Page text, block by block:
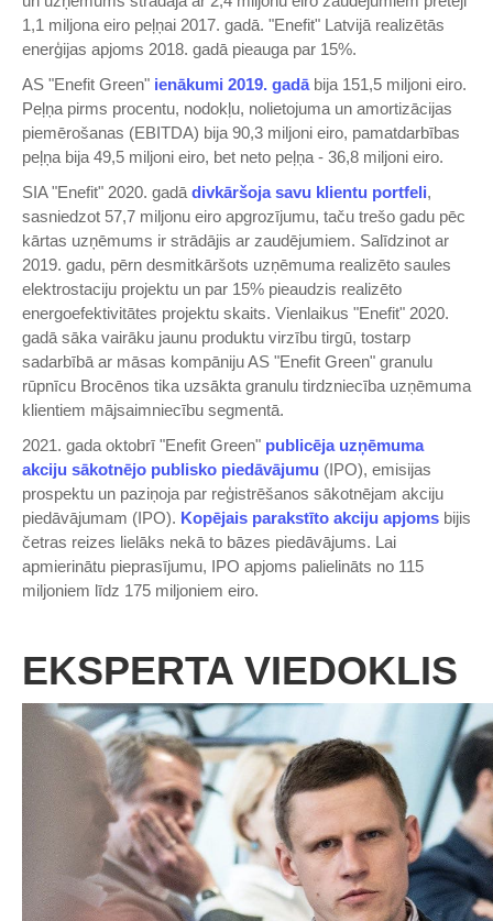
1,1 miljona eiro peļņai 2017. gadā. "Enefit" Latvijā realizētās
enerģijas apjoms 2018. gadā pieauga par 15%.
AS "Enefit Green" ienākumi 2019. gadābija 151,5 miljoni eiro.
Peļņa pirms procentu, nodokļu, nolietojuma un amortizācijas
piemērošanas (EBITDA) bija 90,3 miljoni eiro, pamatdarbības
peļņa bija 49,5 miljoni eiro, bet neto peļņa - 36,8 miljoni eiro.
SIA "Enefit" 2020. gadā divkāršoja savu klientu portfeli,
sasniedzot 57,7 miljonu eiro apgrozījumu, taču trešo gadu pēc
kārtas uzņēmums ir strādājis ar zaudējumiem. Salīdzinot ar
2019. gadu, pērn desmitkāršots uzņēmuma realizēto saules
elektrostaciju projektu un par 15% pieaudzis realizēto
energoefektivitātes projektu skaits. Vienlaikus "Enefit" 2020.
gadā sāka vairāku jaunu produktu virzību tirgū, tostarp
sadarbībā ar māsas kompāniju AS "Enefit Green" granulu
rūpnīcu Brocēnos tika uzsākta granulu tirdzniecība uzņēmuma
klientiem mājsaimniecību segmentā.
2021. gada oktobrī "Enefit Green" publicēja uzņēmuma
akciju sākotnējo publisko piedāvājumu (IPO), emisijas
prospektu un paziņoja par reģistrēšanos sākotnējam akciju
piedāvājumam (IPO). Kopējais parakstīto akciju apjoms bijis
četras reizes lielāks nekā to bāzes piedāvājums. Lai
apmierinātu pieprasījumu, IPO apjoms palielināts no 115
miljoniem līdz 175 miljoniem eiro.
EKSPERTA VIEDOKLIS